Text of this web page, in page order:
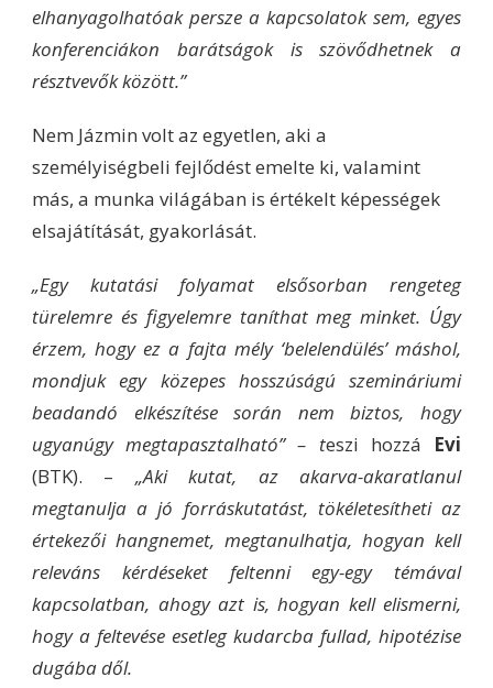
elhanyagolhatóak persze a kapcsolatok sem, egyes
konferenciákon barátságok is szövődhetnek a
résztvevők között.”
Nem Jázmin volt az egyetlen, aki a
személyiségbeli fejlődést emelte ki, valamint
más, a munka világában is értékelt képességek
elsajátítását, gyakorlását.
„Egy kutatási folyamat elsősorban rengeteg
türelemre és figyelemre taníthat meg minket. Úgy
érzem, hogy ez a fajta mély ‘belelendülés’ máshol,
mondjuk egy közepes hosszúságú szemináriumi
beadandó elkészítése során nem biztos, hogy
ugyanúgy megtapasztalható” – teszi hozzá Evi
(BTK). – „Aki kutat, az akarva-akaratlanul
megtanulja a jó forráskutatást, tökéletesítheti az
értekezői hangnemet, megtanulhatja, hogyan kell
releváns kérdéseket feltenni egy-egy témával
kapcsolatban, ahogy azt is, hogyan kell elismerni,
hogy a feltevése esetleg kudarcba fullad, hipotézise
dugába dől.